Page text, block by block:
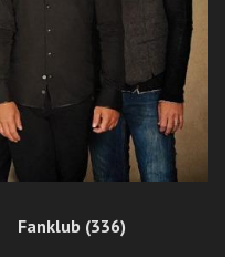
Fanklub (336)